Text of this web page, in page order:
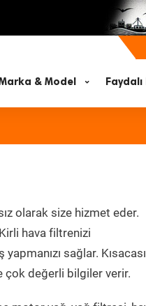
& Model
olarak size hizmet eder.
hava filtrenizi
sağlar. Kısacası
çok değerli bilgiler verir.